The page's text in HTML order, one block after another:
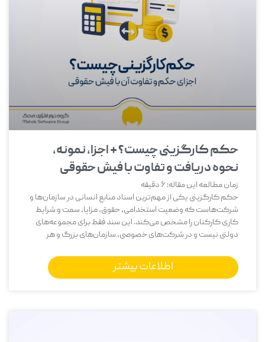
حکم کارگزینی چیست؟ + اجزا، نمونه،
نحوه دریافت و تفاوت با فیش حقوقی
زمان مطالعه این مقاله:6 دقیقه
حکم کارگزینی یکی از مهم‌ترین اسناد منابع انسانی در سازمان‌ها و
شرکت‌هاست که وضعیت استخدامی، حقوق، مزایا، سمت و شرایط
کاری کارکنان را مشخص می‌کند. این سند فقط برای مجموعه‌های
دولتی نیست و در شرکت‌های خصوصی، سازمان‌های بزرگ و هر
اطلاعات بیشتر